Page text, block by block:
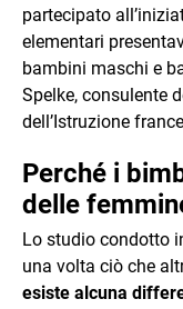
partecipato
elementari
bambini maschi e
Spelke, consulente
dell’Istruzione
Perché i
delle
Lo studio condotto
una volta ciò che
esiste alcuna